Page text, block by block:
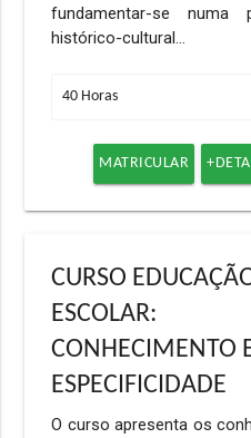
fundamentar-se numa
histórico-cultural…
MATRICULAR
CURSO
ESCOLAR:
CONHECIMENTO
ESPECIFICIDADE
O curso apresenta os